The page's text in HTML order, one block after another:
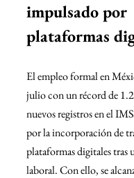
impulsado por
plataformas
El empleo formal en
julio con un récord de
nuevos registros en el
por la incorporación de
plataformas digitales tras
laboral. Con ello, se